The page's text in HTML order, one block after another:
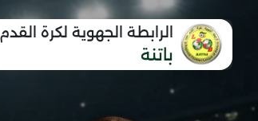
الرابطة الجهوية لكرة القدم
باتنة